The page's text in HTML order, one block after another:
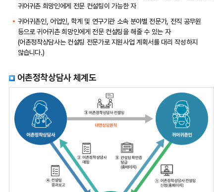
귀어귀촌 희망인에게 전문 컨설팅이 가능한 자
귀어귀촌인, 어업인, 학계 및 연구기관 소속 분야별 전문가, 전직 공무원
등으로 귀어귀촌 희망인에게 전문 컨설팅을 해줄 수 있는 자
(어촌정착상담사는 컨설팅 전문가로 지원사업 계획서를 대리 작성하지
않습니다.)
어촌정착상담사 체계도